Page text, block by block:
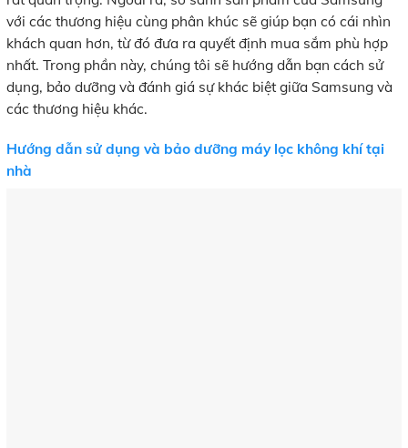
với các thương hiệu cùng phân khúc sẽ giúp bạn có cái nhìn
khách quan hơn, từ đó đưa ra quyết định mua sắm phù hợp
nhất. Trong phần này, chúng tôi sẽ hướng dẫn bạn cách sử
dụng, bảo dưỡng và đánh giá sự khác biệt giữa Samsung và
các thương hiệu khác.
Hướng dẫn sử dụng và bảo dưỡng máy lọc không khí tại
nhà